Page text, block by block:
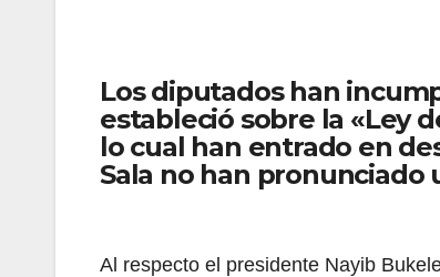
Los diputados han
estableció sobre la «Ley
lo cual han entrado en
Sala no han pronunciado
Al respecto el presidente Nayib